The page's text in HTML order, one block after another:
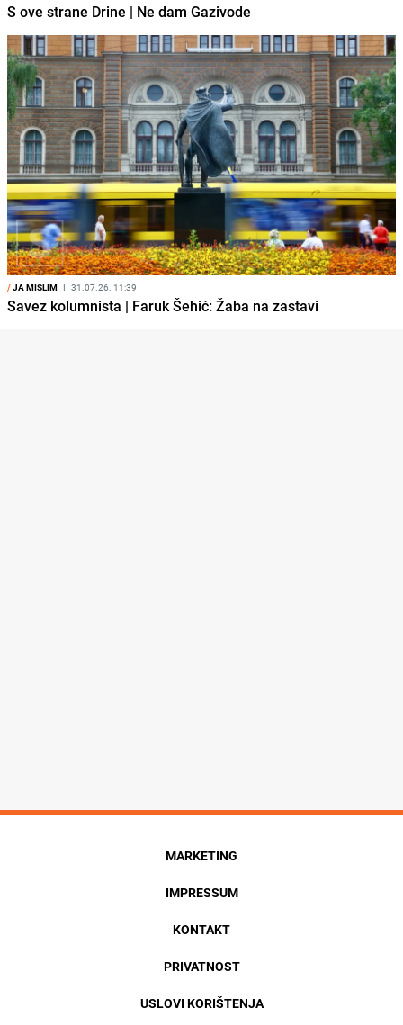
S ove strane Drine | Ne dam Gazivode
/JA MISLIM I 31.07.26. 11:39
Savez kolumnista | Faruk Šehić: Žaba na zastavi
MARKETING
IMPRESSUM
KONTAKT
PRIVATNOST
USLOVI KORIŠTENJA